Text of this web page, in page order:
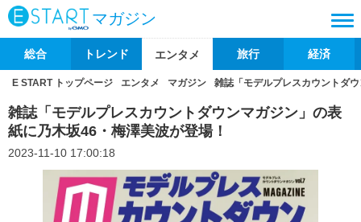
マガジン
総合 トレンド エンタメ 旅行 経済
E START トップページ エンタメ マガジン 雑誌「モデルプレスカウントダ
雑誌「モデルプレスカウントダウンマガジン」の表
紙に乃木坂46・梅澤美波が登場！
2023-11-10 17:00:18